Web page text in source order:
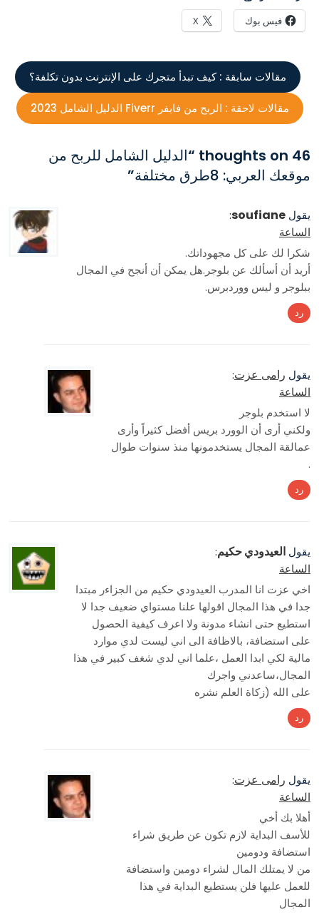
فيس بوك X
مقالات سابقة : كيف تبدأ متجرك على الإنترنت بدون تكلفة؟
مقالات لاحقة : الربح من فايفر Fiverr الدليل الشامل 2023
46 thoughts on “
الدليل الشامل للربح من
موقعك العربي: 8طرق مختلفة
”
يقول soufiane
:
الساعة
شكرا لك على كل مجهوداتك.
أريد أن أسألك عن بلوجر.هل يمكن أن أنجح في المجال
ببلوجر و ليس ووردبرس.
رد
يقول رامى عزت:
الساعة
لا استخدم بلوجر
ولكني أرى أن الوورد بريس أفضل كثيراً وأرى
عمالقة المجال يستخدمونها منذ سنوات طوال
.
رد
يقول العيدودي حكيم:
الساعة
اخي عزت انا المدرب العيدودي حكيم من الجزاءر مبتدا
جدا في هذا المجال اقولها علنا مستواي ضعيف جدا لا
استطيع حتى انشاء مدونة ولا اعرف كيفية الحصول
على استضافة، بالاظافة الى اني ليست لدي موارد
مالية لكي ابدا العمل ،علما اني لدي شغف كبير في هذا
المجال،ساعدني واجرك
على الله (زكاة العلم نشره
رد
يقول رامى عزت:
الساعة
أهلا بك أخي
للأسف البداية لازم تكون عن طريق شراء
استضافة ودومين
من لا يمتلك المال لشراء دومين واستضافة
للعمل عليها فلن يستطيع البداية في هذا
المجال